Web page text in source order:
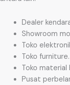
Dealer
Showroom
Toko
Toko furniture.
Toko material
Pusat